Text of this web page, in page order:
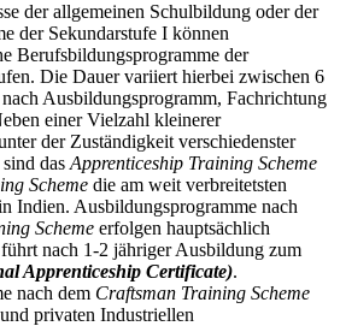
der allgemeinen Schulbildung oder der
der Sekundarstufe I können
Berufsbildungsprogramme der
Die Dauer variiert hierbei zwischen 6
Ausbildungsprogramm, Fachrichtung
einer Vielzahl kleinerer
der Zuständigkeit verschiedenster
das Apprenticeship Training Scheme
Scheme die am weit verbreitetsten
Indien. Ausbildungsprogramme nach
Scheme erfolgen hauptsächlich
nach 1-2 jähriger Ausbildung zum
Apprenticeship Certificate).
nach dem Craftsman Training Scheme
privaten Industriellen